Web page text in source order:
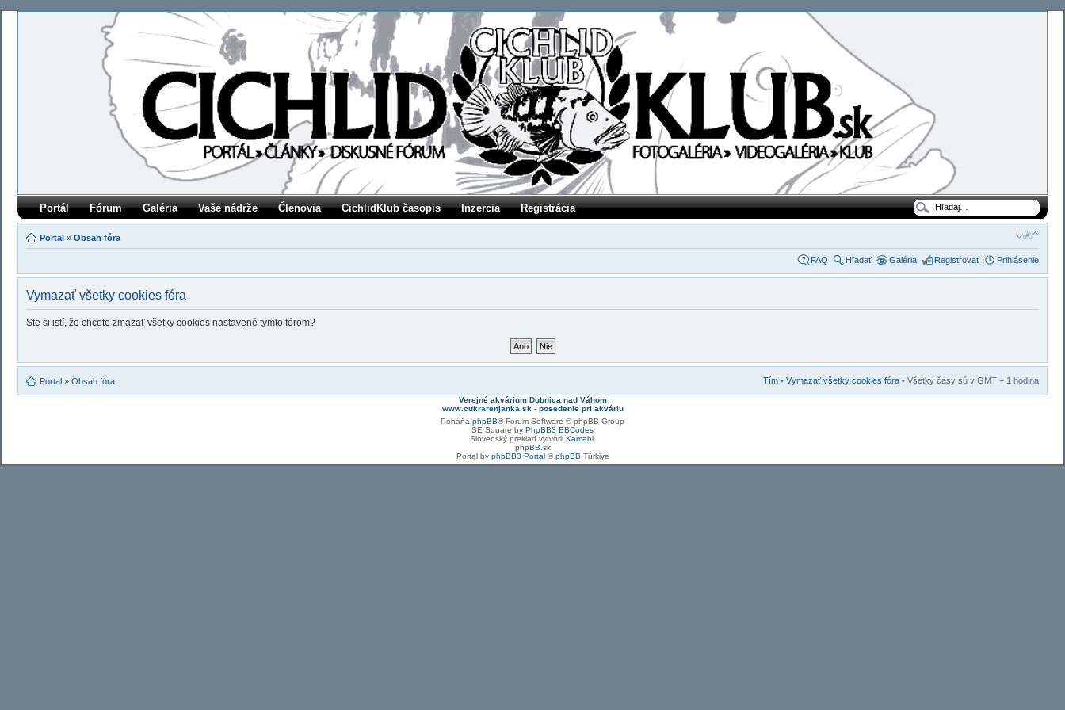
Portál Fórum Galéria Vaše nádrže Členovia CichlidKlub časopis Inzercia Registrácia
Portal » Obsah fóra
FAQ Hľadať Galéria Registrovať Prihlásenie
Vymazať všetky cookies fóra
Ste si istí, že chcete zmazať všetky cookies nastavené týmto fórom?
Portal » Obsah fóra Tím • Vymazať všetky cookies fóra • Všetky časy sú v GMT + 1 hodina
Verejné akvárium Dubnica nad Váhom
www.cukrarenjanka.sk - posedenie pri akváriu
Poháňa phpBB® Forum Software © phpBB Group
SE Square by PhpBB3 BBCodes
Slovenský preklad vytvoril Kamahl.
phpBB.sk
Portal by phpBB3 Portal©phpBB Türkiye